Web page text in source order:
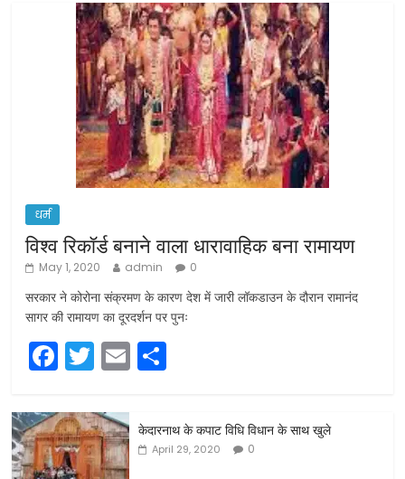
धर्म
विश्व रिकॉर्ड बनाने वाला धारावाहिक बना रामायण
May 1, 2020 admin 0
सरकार ने कोरोना संक्रमण के कारण देश में जारी लॉकडाउन के दौरान रामानंद
सागर की रामायण का दूरदर्शन पर पुनः
F
a
c
e
T
w
itt
er
E
m
ai ar
e
केदारनाथ के कपाट विधि विधान के साथ खुले
April 29, 2020 0